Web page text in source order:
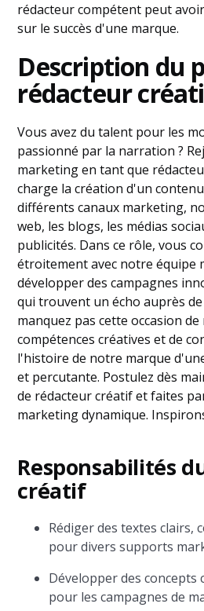
rédacteur compétent peut
sur le succès d'une marque.
Description du
rédacteur
Vous avez du talent pour les
passionné par la narration ?
marketing en tant que
charge la création d'un
différents canaux marketing,
web, les blogs, les médias
publicités. Dans ce rôle, vous
étroitement avec notre équipe
développer des campagnes
qui trouvent un écho auprès
manquez pas cette occasion
compétences créatives et de
l'histoire de notre marque
et percutante. Postulez dès
de rédacteur créatif et faites
marketing dynamique.
Responsabilités
créatif
Rédiger des textes clairs,
pour divers supports
Développer des concepts
pour les campagnes de